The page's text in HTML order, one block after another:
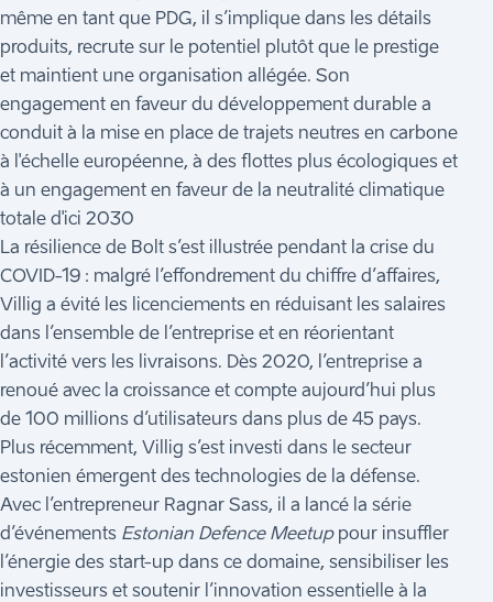
même en tant que PDG, il s’implique dans les détails
produits, recrute sur le potentiel plutôt que le prestige
et maintient une organisation allégée. Son
engagement en faveur du développement durable a
conduit à la mise en place de trajets neutres en carbone
à l'échelle européenne, à des flottes plus écologiques et
à un engagement en faveur de la neutralité climatique
totale d'ici 2030
La résilience de Bolt s’est illustrée pendant la crise du
COVID-19 : malgré l’effondrement du chiffre d’affaires,
Villig a évité les licenciements en réduisant les salaires
dans l’ensemble de l’entreprise et en réorientant
l’activité vers les livraisons. Dès 2020, l’entreprise a
renoué avec la croissance et compte aujourd’hui plus
de 100 millions d’utilisateurs dans plus de 45 pays.
Plus récemment, Villig s’est investi dans le secteur
estonien émergent des technologies de la défense.
Avec l’entrepreneur Ragnar Sass, il a lancé la série
d’événements Estonian Defence Meetuppour insuffler
l’énergie des start-up dans ce domaine, sensibiliser les
investisseurs et soutenir l’innovation essentielle à la